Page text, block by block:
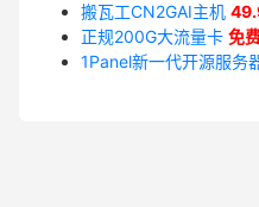
搬瓦工CN2GAI主机
正规200G大流量卡 免
1Panel新一代开源服务